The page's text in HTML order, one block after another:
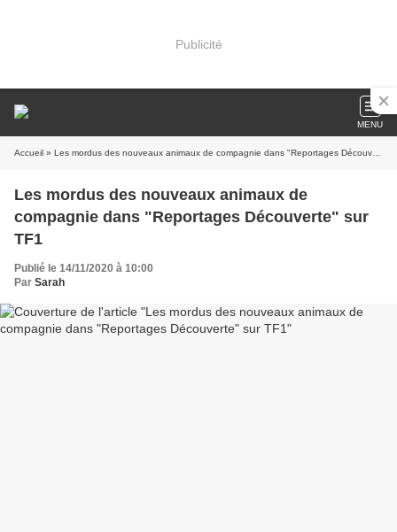
Publicité
MENU
Accueil » Les mordus des nouveaux animaux de compagnie dans "Reportages Découverte" sur TF1
Les mordus des nouveaux animaux de
compagnie dans "Reportages Découverte" sur
TF1
Publié le 14/11/2020 à 10:00
Par Sarah